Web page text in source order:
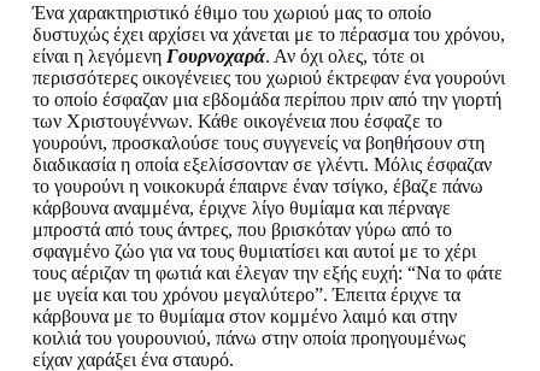
Ένα χαρακτηριστικό έθιμο του χωριού μας το οποίο
δυστυχώς έχει αρχίσει να χάνεται με το πέρασμα του χρόνου,
είναι η λεγόμενη Γουρνοχαρά. Αν όχι ολες, τότε οι
περισσότερες οικογένειες του χωριού έκτρεφαν ένα γουρούνι
το οποίο έσφαζαν μια εβδομάδα περίπου πριν από την γιορτή
των Χριστουγέννων. Κάθε οικογένεια που έσφαζε το
γουρούνι, προσκαλούσε τους συγγενείς να βοηθήσουν στη
διαδικασία η οποία εξελίσσονταν σε γλέντι. Μόλις έσφαζαν
το γουρούνι η νοικοκυρά έπαιρνε έναν τσίγκο, έβαζε πάνω
κάρβουνα αναμμένα, έριχνε λίγο θυμίαμα και πέρναγε
μπροστά από τους άντρες, που βρισκόταν γύρω από το
σφαγμένο ζώο για να τους θυμιατίσει και αυτοί με το χέρι
τους αέριζαν τη φωτιά και έλεγαν την εξής ευχή: “Να το φάτε
με υγεία και του χρόνου μεγαλύτερο”. Έπειτα έριχνε τα
κάρβουνα με το θυμίαμα στον κομμένο λαιμό και στην
κοιλιά του γουρουνιού, πάνω στην οποία προηγουμένως
είχαν χαράξει ένα σταυρό.